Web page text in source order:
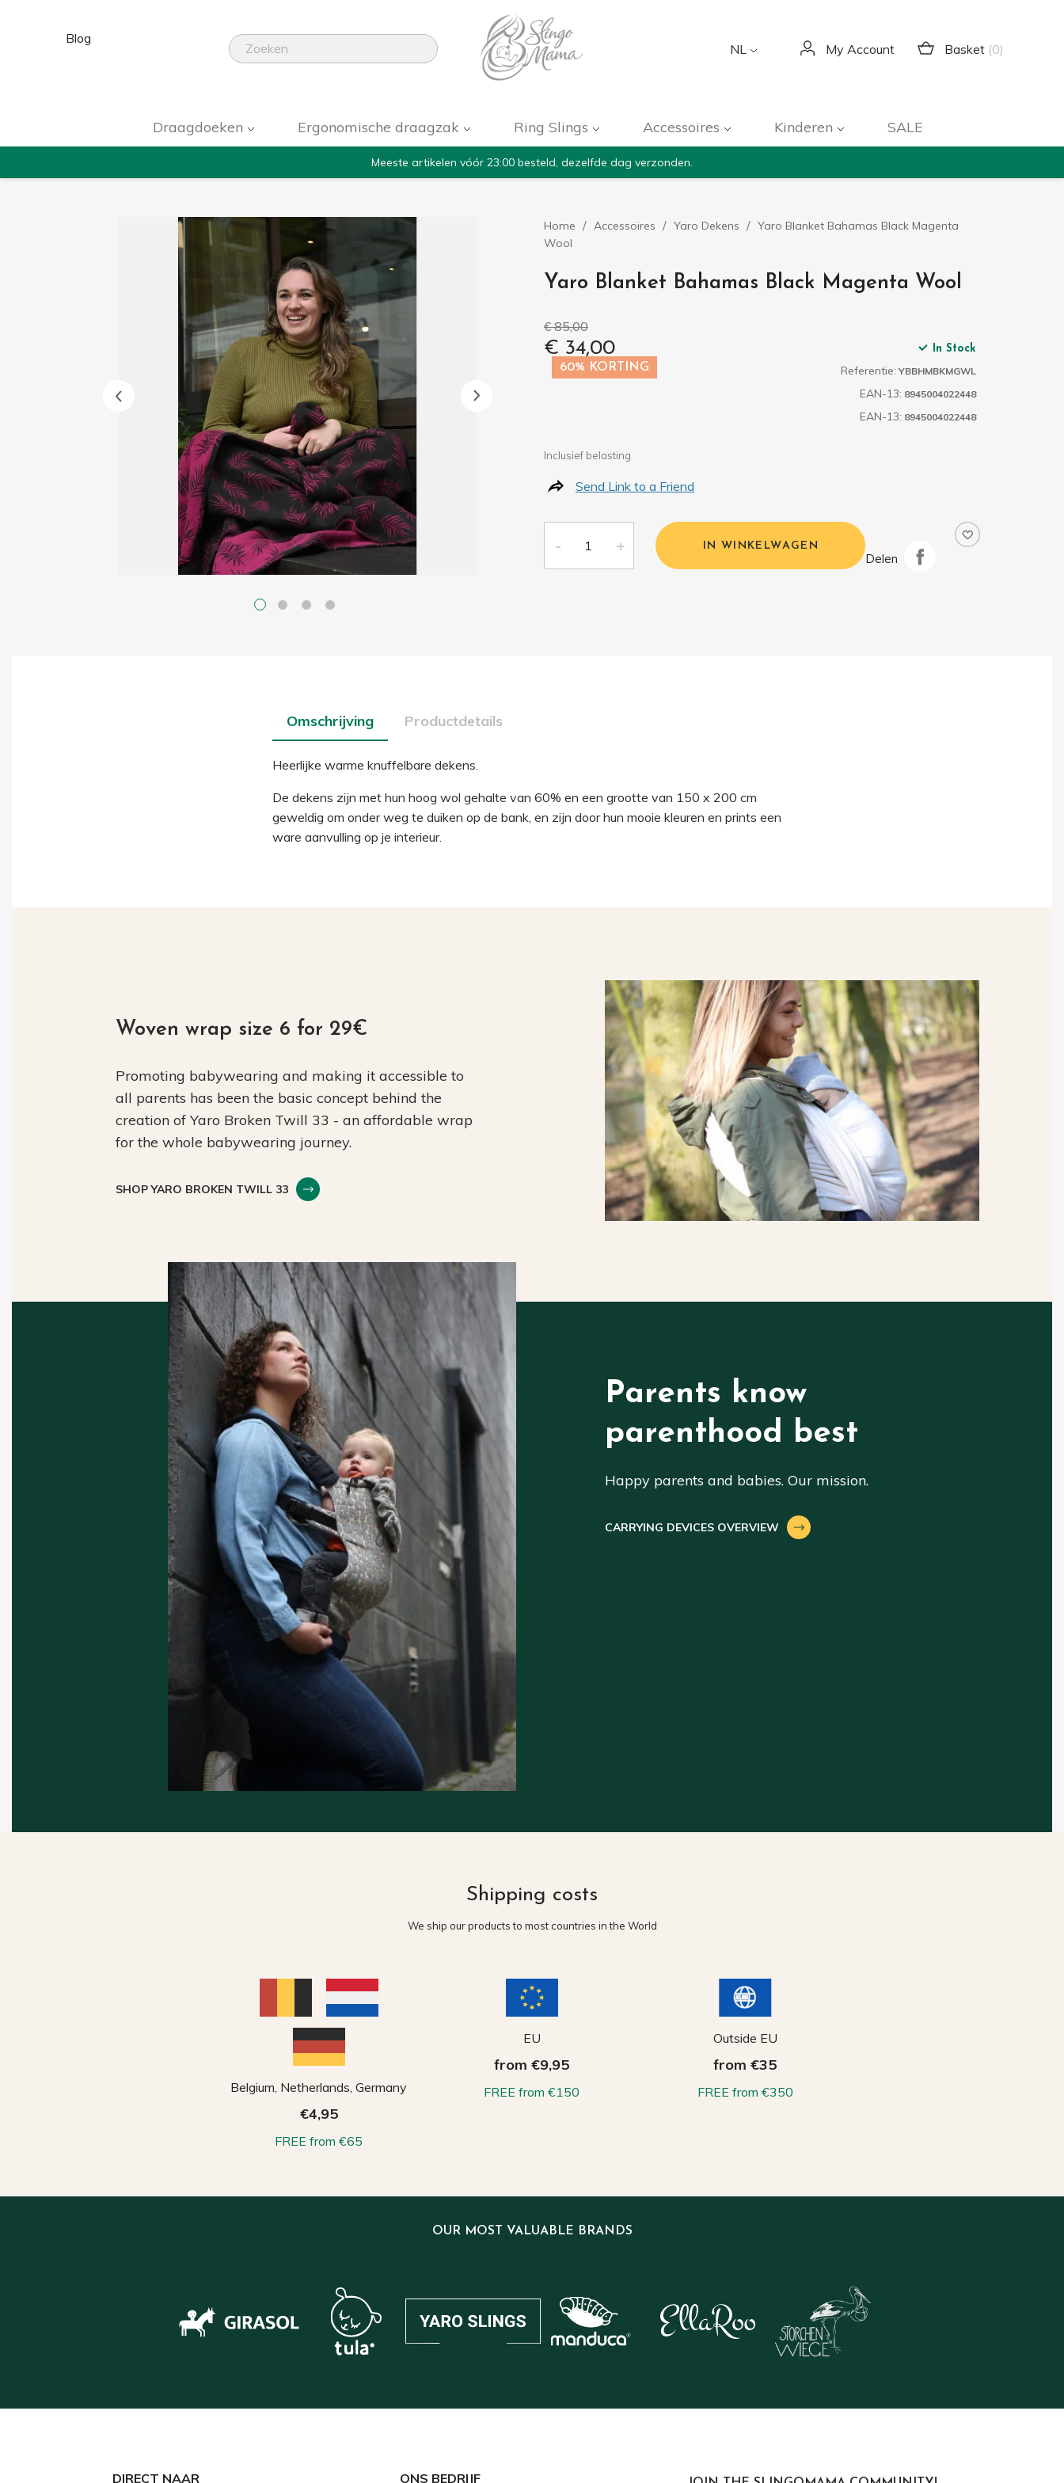
Blog
NL My Account Basket (0)
Draagdoeken Ergonomische draagzak Ring Slings Accessoires Kinderen SALE
Meeste artikelen vóór 23:00 besteld, dezelfde dag verzonden.
Home Accessoires Yaro Dekens
Yaro Blanket Bahamas Black Magenta
Wool
Yaro Blanket Bahamas Black Magenta Wool
€ 85,00
€ 34,00
60% KORTING
In Stock
Referentie: YBBHMBKMGWL
EAN-13: 8945004022448
EAN-13: 8945004022448
Inclusief belasting
Send Link to a Friend
IN WINKELWAGEN
Delen
Omschrijving Productdetails
Heerlijke warme knuffelbare dekens.
De dekens zijn met hun hoog wol gehalte van 60% en een grootte van 150 x 200 cm
geweldig om onder weg te duiken op de bank, en zijn door hun mooie kleuren en prints een
ware aanvulling op je interieur.
Woven wrap size 6 for 29€
Promoting babywearing and making it accessible to
all parents has been the basic concept behind the
creation of Yaro Broken Twill 33 - an affordable wrap
for the whole babywearing journey.
SHOP YARO BROKEN TWILL 33
Parents know
parenthood best
Happy parents and babies. Our mission.
CARRYING DEVICES OVERVIEW
Shipping costs
We ship our products to most countries in the World
Belgium, Netherlands, Germany
€4,95
FREE from €65
EU
from €9,95
FREE from €150
Outside EU
from €35
FREE from €350
OUR MOST VALUABLE BRANDS
DIRECT NAAR ONS BEDRIJF